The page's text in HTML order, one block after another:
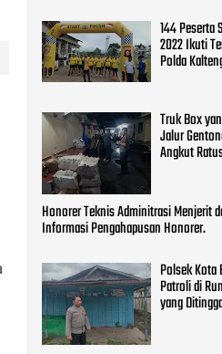
144 Peserta
2022 Ikuti
Polda
Truk Box
Jalur
Angkut
Honorer Teknis Adminitrasi Menjerit
Informasi Pengahapusan Honorer.
Polsek Kota
Patroli di
yang